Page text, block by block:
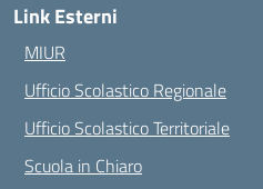
Link Esterni
MIUR
Ufficio Scolastico Regionale
Ufficio Scolastico Territoriale
Scuola in Chiaro